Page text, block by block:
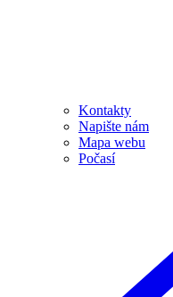
Kontakty
Napište nám
Mapa webu
Počasí